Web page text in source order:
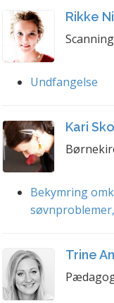
Rikke
Undfangelse
Kari
Bekymring
Trine